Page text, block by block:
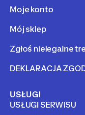
Moje konto
Mój sklep
Zgłoś nielegalne
DEKLARACJA
USŁUGI
USŁUGI SERWISU